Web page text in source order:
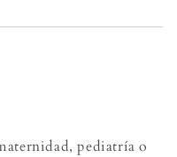
pediatría o